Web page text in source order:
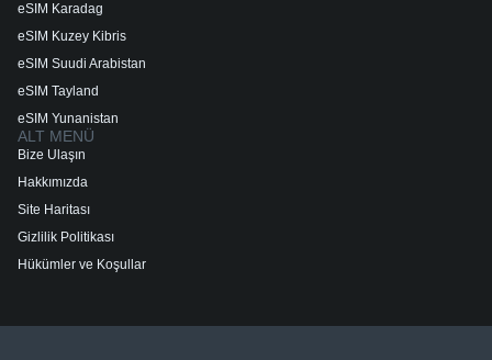
eSIM Karadag
eSIM Kuzey Kibris
eSIM Suudi Arabistan
eSIM Tayland
eSIM Yunanistan
ALT MENÜ
Bize Ulaşın
Hakkımızda
Site Haritası
Gizlilik Politikası
Hükümler ve Koşullar